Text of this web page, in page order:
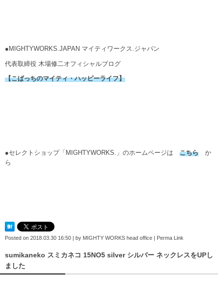
●MIGHTYWORKS.JAPAN マイティワークス.ジャパン
代表取締役 木場修二オフィシャルブログ
【こばっちのマイティ・ハッピーライフ】
●セレクトショップ「MIGHTYWORKS.」のホームページは こちら か
ら
Posted on 2018.03.30 16:50 | by MIGHTY WORKS head office | Perma Link
sumikaneko スミカネコ 15NO5 silver シルバー ネックレスをUPし
ました